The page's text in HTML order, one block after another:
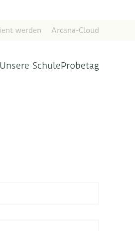
werden Arcana-Cloud
Unsere SchuleProbetag